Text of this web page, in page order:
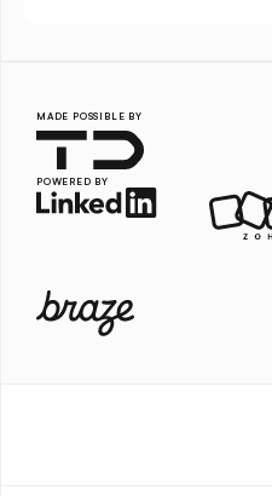
MADE POSSIBLE BY
POWERED BY